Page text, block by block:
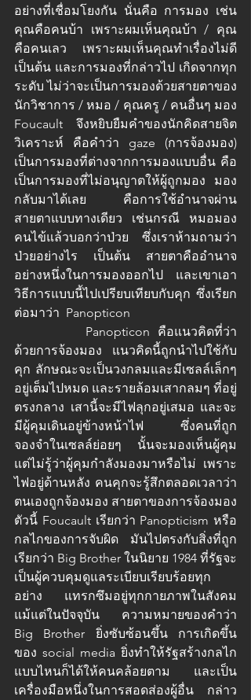
อย่างที่เชื่อมโยงกัน นั่นคือ การมอง เช่น
คุณคือคนบ้า เพราะผมเห็นคุณบ้า / คุณ
คือคนเลว เพราะผมเห็นคุณทำเรื่องไม่ดี
เป็นต้น และการมองที่กล่าวไป เกิดจากทุก
ระดับ ไม่ว่าจะเป็นการมองด้วยสายตาของ
นักวิชาการ / หมอ / คุณครู / คนอื่นๆ มอง
Foucault จึงหยิบยืมคำของนักคิดสายจิต
วิเคราะห์ คือคำว่า gaze (การจ้องมอง)
เป็นการมองที่ต่างจากการมองแบบอื่น คือ
เป็นการมองที่ไม่อนุญาตให้ผู้ถูกมอง มอง
กลับมาได้เลย คือการใช้อำนาจผ่าน
สายตาแบบทางเดียว เช่นกรณี หมอมอง
คนไข้แล้วบอกว่าป่วย ซึ่งเราห้ามถามว่า
ป่วยอย่างไร เป็นต้น สายตาคืออำนาจ
อย่างหนึ่งในการมองออกไป และเขาเอา
วิธีการแบบนี้ไปเปรียบเทียบกับคุก ซึ่งเรียก
ต่อมาว่า  Panopticon
ด้วยการจ้องมอง แนวคิดนี้ถูกนำไปใช้กับ
คุก ลักษณะจะเป็นวงกลมและมีเซลล์เล็กๆ
อยู่เต็มไปหมด และรายล้อมเสากลมๆ ที่อยู่
ตรงกลาง เสานี้จะมีไฟลุกอยู่เสมอ และจะ
มีผู้คุมเดินอยู่ข้างหน้าไฟ ซึ่งคนที่ถูก
จองจำในเซลล์ย่อยๆ นั้นจะมองเห็นผู้คุม
แต่ไม่รู้ว่าผู้คุมกำลังมองมาหรือไม่ เพราะ
ไฟอยู่ด้านหลัง คนคุกจะรู้สึกตลอดเวลาว่า
ตนเองถูกจ้องมอง สายตาของการจ้องมอง
ตัวนี้ Foucault เรียกว่า Panopticism หรือ
กลไกของการจับผิด มันไปตรงกับสิ่งที่ถูก
เรียกว่า Big Brother ในนิยาย 1984 ที่รัฐจะ
เป็นผู้ควบคุมดูแลระเบียบเรียบร้อยทุก
อย่าง แทรกซึมอยู่ทุกกายภาพในสังคม
แม้แต่ในปัจจุบัน ความหมายของคำว่า
Big Brother ยิ่งซับซ้อนขึ้น การเกิดขึ้น
ของ social media ยิ่งทำให้รัฐสร้างกลไก
แบบไหนก็ได้ให้คนคล้อยตาม และเป็น
เครื่องมือหนึ่งในการสอดส่องผู้อื่น กล่าว